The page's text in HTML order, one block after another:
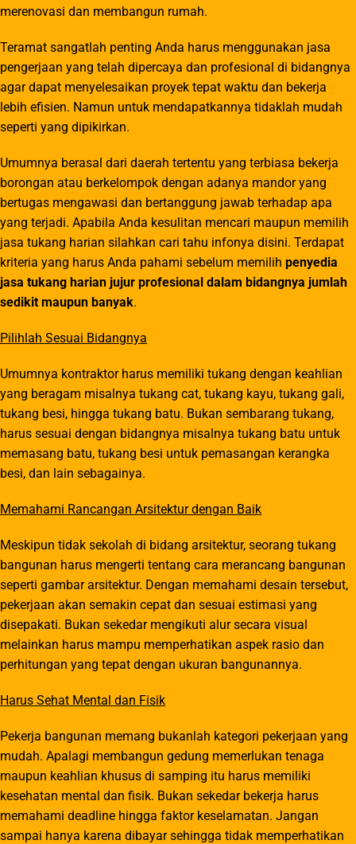
merenovasi dan membangun rumah.
Teramat sangatlah penting Anda harus menggunakan jasa
pengerjaan yang telah dipercaya dan profesional di bidangnya
agar dapat menyelesaikan proyek tepat waktu dan bekerja
lebih efisien. Namun untuk mendapatkannya tidaklah mudah
seperti yang dipikirkan.
Umumnya berasal dari daerah tertentu yang terbiasa bekerja
borongan atau berkelompok dengan adanya mandor yang
bertugas mengawasi dan bertanggung jawab terhadap apa
yang terjadi. Apabila Anda kesulitan mencari maupun memilih
jasa tukang harian silahkan cari tahu infonya disini. Terdapat
kriteria yang harus Anda pahami sebelum memilih penyedia
jasa tukang harian jujur profesional dalam bidangnya jumlah
sedikit maupun banyak.
Pilihlah Sesuai Bidangnya
Umumnya kontraktor harus memiliki tukang dengan keahlian
yang beragam misalnya tukang cat, tukang kayu, tukang gali,
tukang besi, hingga tukang batu. Bukan sembarang tukang,
harus sesuai dengan bidangnya misalnya tukang batu untuk
memasang batu, tukang besi untuk pemasangan kerangka
besi, dan lain sebagainya.
Memahami Rancangan Arsitektur dengan Baik
Meskipun tidak sekolah di bidang arsitektur, seorang tukang
bangunan harus mengerti tentang cara merancang bangunan
seperti gambar arsitektur. Dengan memahami desain tersebut,
pekerjaan akan semakin cepat dan sesuai estimasi yang
disepakati. Bukan sekedar mengikuti alur secara visual
melainkan harus mampu memperhatikan aspek rasio dan
perhitungan yang tepat dengan ukuran bangunannya.
Harus Sehat Mental dan Fisik
Pekerja bangunan memang bukanlah kategori pekerjaan yang
mudah. Apalagi membangun gedung memerlukan tenaga
maupun keahlian khusus di samping itu harus memiliki
kesehatan mental dan fisik. Bukan sekedar bekerja harus
memahami deadline hingga faktor keselamatan. Jangan
sampai hanya karena dibayar sehingga tidak memperhatikan